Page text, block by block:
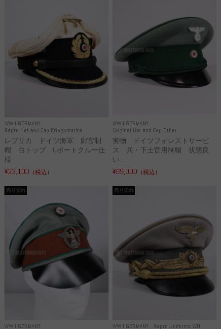
WWII GERMANY
Repro Hat and Cap Kriegsmarine
レプリカ ドイツ海軍 尉官制
帽 白トップ Uボートクルー仕
様
¥23,100 （税込）
WWII GERMANY
Original Hat and Cap Other
実物 ドイツフォレストサービ
ス 兵・下士官用制帽 状態良
い...
¥99,000 （税込）
WWII GERMANY
売り切れ
WWII GERMANY Repro Uniforms WH
売り切れ